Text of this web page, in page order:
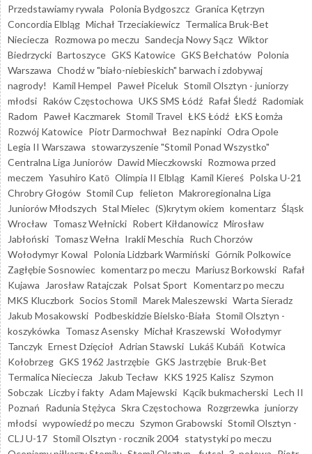
Przedstawiamy rywala Polonia Bydgoszcz Granica Kętrzyn
Concordia Elbląg Michał Trzeciakiewicz Termalica Bruk-Bet
Nieciecza Rozmowa po meczu Sandecja Nowy Sącz Wiktor
Biedrzycki Bartoszyce GKS Katowice GKS Bełchatów Polonia
Warszawa Chodź w "biało-niebieskich" barwach i zdobywaj
nagrody!
Kamil Hempel Paweł Piceluk Stomil Olsztyn - juniorzy
młodsi Raków Częstochowa UKS SMS Łódź Rafał Śledź Radomiak
Radom Paweł Kaczmarek Stomil Travel ŁKS Łódź ŁKS Łomża
Rozwój Katowice Piotr Darmochwał Bez napinki Odra Opole
Legia II Warszawa stowarzyszenie "Stomil Ponad Wszystko"
Centralna Liga Juniorów Dawid Mieczkowski Rozmowa przed
meczem Yasuhiro Katō Olimpia II Elbląg Kamil Kiereś Polska U-21
Chrobry Głogów Stomil Cup felieton Makroregionalna Liga
Juniorów Młodszych Stal Mielec (S)krytym okiem komentarz Śląsk
Wrocław Tomasz Wełnicki Robert Kiłdanowicz Mirosław
Jabłoński Tomasz Wełna Irakli Meschia Ruch Chorzów
Wołodymyr Kowal Polonia Lidzbark Warmiński Górnik Polkowice
Zagłębie Sosnowiec komentarz po meczu Mariusz Borkowski Rafał
Kujawa
Jarosław Ratajczak Polsat Sport Komentarz po meczu
MKS Kluczbork Socios Stomil Marek Maleszewski Warta Sieradz
Jakub Mosakowski Podbeskidzie Bielsko-Biała Stomil Olsztyn -
koszykówka Tomasz Asensky Michał Kraszewski Wołodymyr
Tanczyk Ernest Dzięcioł Adrian Stawski Lukáš Kubáň Kotwica
Kołobrzeg GKS 1962 Jastrzębie GKS Jastrzębie Bruk-Bet
Termalica Nieciecza
Jakub Tecław KKS 1925 Kalisz Szymon
Sobczak Liczby i fakty Adam Majewski Kącik bukmacherski Lech II
Poznań Radunia Stężyca Skra Częstochowa Rozgrzewka juniorzy
młodsi wypowiedź po meczu Szymon Grabowski Stomil Olsztyn -
CLJ U-17 Stomil Olsztyn - rocznik 2004 statystyki po meczu